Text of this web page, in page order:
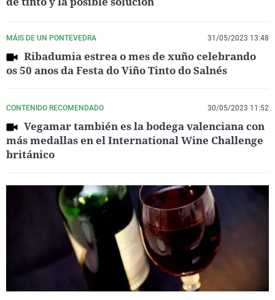
MÁIS DE UN PONTEVEDRA 31/05/2023 13:48
Ribadumia estrea o mes de xuño celebrando
os 50 anos da Festa do Viño Tinto do Salnés
CONTENIDO RECOMENDADO 30/05/2023 11:52
Vegamar también es la bodega valenciana con
más medallas en el International Wine Challenge
británico